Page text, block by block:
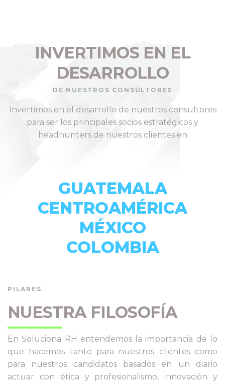
INVERTIMOS EN EL
DESARROLLO
DE NUESTROS CONSULTORES
Invertimos en el desarrollo de nuestros consultores
para ser los principales socios estratégicos y
headhunters de nuestros clientes en
GUATEMALA
CENTROAMÉRICA
MÉXICO
COLOMBIA
PILARES
NUESTRA FILOSOFÍA
En Soluciona RH entendemos la importancia de lo
que hacemos tanto para nuestros clientes como
para nuestros candidatos basados en un diario
actuar con ética y profesionalismo, innovación y